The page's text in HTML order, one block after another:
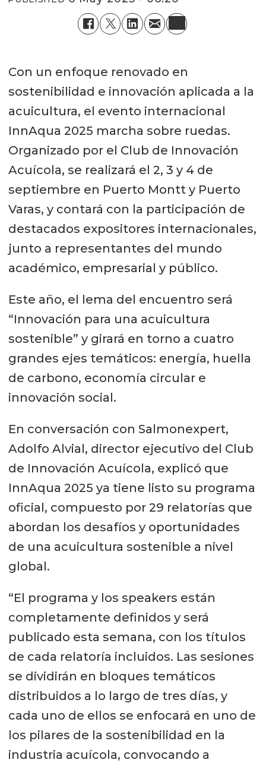
Con un enfoque renovado en
sostenibilidad e innovación aplicada a la
acuicultura, el evento internacional
InnAqua 2025 marcha sobre ruedas.
Organizado por el Club de Innovación
Acuícola, se realizará el 2, 3 y 4 de
septiembre en Puerto Montt y Puerto
Varas, y contará con la participación de
destacados expositores internacionales,
junto a representantes del mundo
académico, empresarial y público.
Este año, el lema del encuentro será
“Innovación para una acuicultura
sostenible” y girará en torno a cuatro
grandes ejes temáticos: energía, huella
de carbono, economía circular e
innovación social.
En conversación con Salmonexpert,
Adolfo Alvial, director ejecutivo del Club
de Innovación Acuícola, explicó que
InnAqua 2025 ya tiene listo su programa
oficial, compuesto por 29 relatorías que
abordan los desafíos y oportunidades
de una acuicultura sostenible a nivel
global.
“El programa y los speakers están
completamente definidos y será
publicado esta semana, con los títulos
de cada relatoría incluidos. Las sesiones
se dividirán en bloques temáticos
distribuidos a lo largo de tres días, y
cada uno de ellos se enfocará en uno de
los pilares de la sostenibilidad en la
industria acuícola, convocando a